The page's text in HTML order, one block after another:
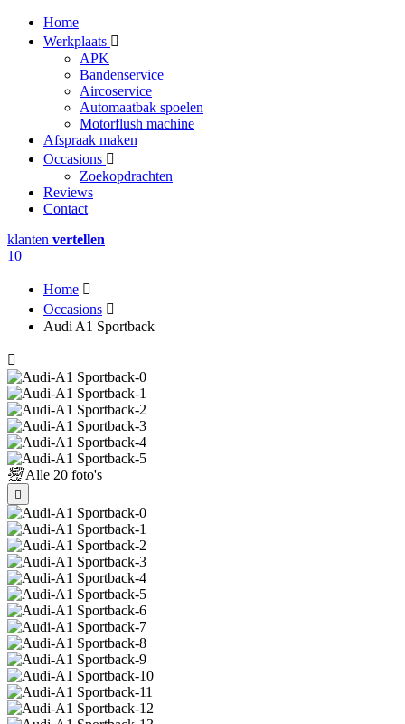
Home
Werkplaats
APK
Bandenservice
Aircoservice
Automaatbak spoelen
Motorflush machine
Afspraak maken
Occasions
Zoekopdrachten
Reviews
Contact
klanten vertellen
10
Home
Occasions
Audi A1 Sportback
Alle 20 foto's